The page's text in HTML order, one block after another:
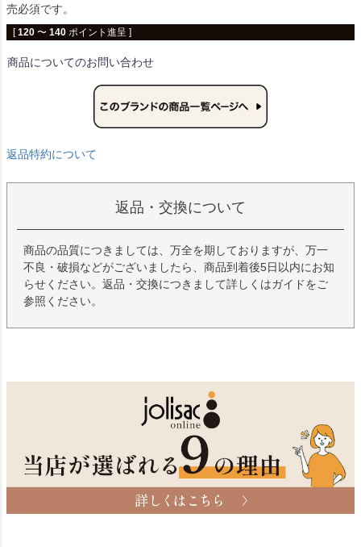
売必須です。
[ 120 〜 140 ポイント進呈 ]
商品についてのお問い合わせ
返品特約について
返品・交換について
商品の品質につきましては、万全を期しておりますが、万一
不良・破損などがございましたら、商品到着後5日以内にお知
らせください。返品・交換につきまして詳しくはガイドをご
参照ください。